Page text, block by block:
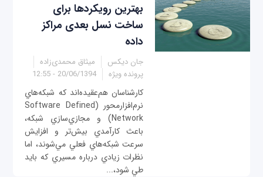
بهترين رويكردها برای
ساخت نسل بعدی مراكز
داده
جان ديكس
میثاق محمدی‌زاده
پرونده ویژه
20/06/1394 - 12:55
كارشناسان هم‌‌عقيده‌اند که شبكه‌هاي
نرم‌افزارمحور (Software Defined
Network) و مجازي‌سازي شبكه،
باعث كارآمدي بيش‌تر و افزايش
سرعت شبكه‌هاي فعلي مي‌شوند، اما
نظرات زيادي درباره مسيري كه بايد
طي شود،...